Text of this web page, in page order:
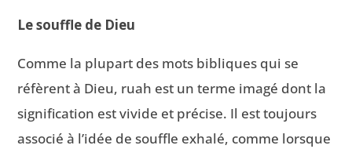
Le souffle de Dieu
Comme la plupart des mots bibliques qui se
réfèrent à Dieu, ruah est un terme imagé dont la
signification est vivide et précise. Il est toujours
associé à l’idée de souffle exhalé, comme lorsque